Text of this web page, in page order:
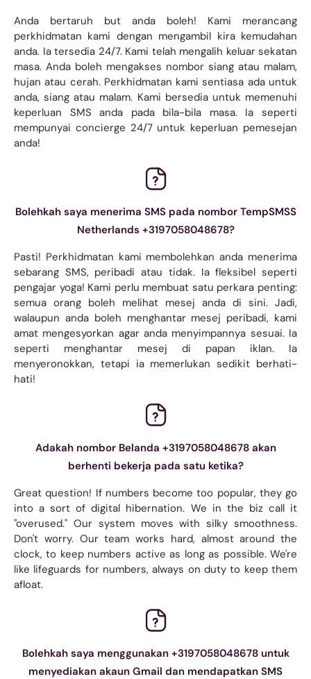
Anda bertaruh but anda boleh! Kami merancang
perkhidmatan kami dengan mengambil kira kemudahan
anda. Ia tersedia 24/7. Kami telah mengalih keluar sekatan
masa. Anda boleh mengakses nombor siang atau malam,
hujan atau cerah. Perkhidmatan kami sentiasa ada untuk
anda, siang atau malam. Kami bersedia untuk memenuhi
keperluan SMS anda pada bila-bila masa. Ia seperti
mempunyai concierge 24/7 untuk keperluan pemesejan
anda!
Bolehkah saya menerima SMS pada nombor TempSMSS
Netherlands +3197058048678?
Pasti! Perkhidmatan kami membolehkan anda menerima
sebarang SMS, peribadi atau tidak. Ia fleksibel seperti
pengajar yoga! Kami perlu membuat satu perkara penting:
semua orang boleh melihat mesej anda di sini. Jadi,
walaupun anda boleh menghantar mesej peribadi, kami
amat mengesyorkan agar anda menyimpannya sesuai. Ia
seperti menghantar mesej di papan iklan. Ia
menyeronokkan, tetapi ia memerlukan sedikit berhati-
hati!
Adakah nombor Belanda +3197058048678 akan
berhenti bekerja pada satu ketika?
Great question! If numbers become too popular, they go
into a sort of digital hibernation. We in the biz call it
"overused." Our system moves with silky smoothness.
Don't worry. Our team works hard, almost around the
clock, to keep numbers active as long as possible. We're
like lifeguards for numbers, always on duty to keep them
afloat.
Bolehkah saya menggunakan +3197058048678 untuk
menyediakan akaun Gmail dan mendapatkan SMS